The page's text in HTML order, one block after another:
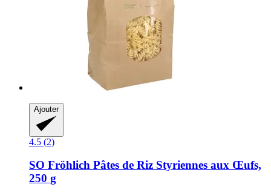
Ajouter
4.5 (2)
SO Fröhlich Pâtes de Riz Styriennes aux Œufs,
250 g